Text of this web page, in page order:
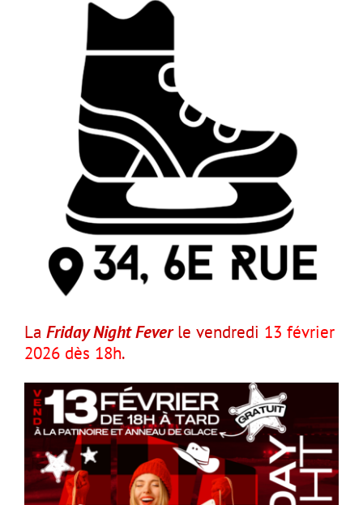
La Friday Night Feverle vendredi 13 février
2026 dès 18h.